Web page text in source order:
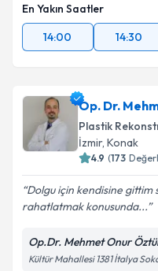
En Yakın Saatler
14:00
14:30
Op. Dr.
Plastik
İzmir, Konak
4.9 (173
Dolgu için kendisine gittim
rahatlatmak konusunda...
Op.Dr. Mehmet Onur
Kültür Mahallesi 1381 İtalya